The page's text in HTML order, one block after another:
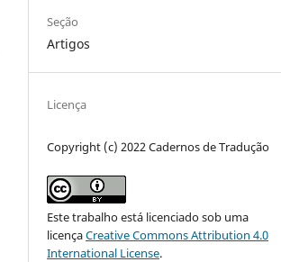
Seção
Artigos
Licença
Copyright (c) 2022 Cadernos de Tradução
Este trabalho está licenciado sob uma
licençaCreative Commons Attribution 4.0
International License.